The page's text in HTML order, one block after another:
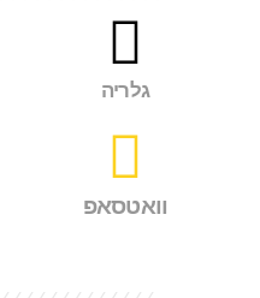
גלריה
וואטסאפ